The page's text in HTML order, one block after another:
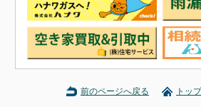
前のページへ戻る トッ